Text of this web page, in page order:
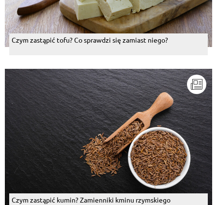
Czym zastąpić tofu? Co sprawdzi się zamiast niego?
Czym zastąpić kumin? Zamienniki kminu rzymskiego